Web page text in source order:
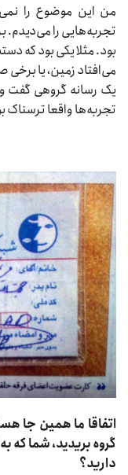
من این موضوع را
تجربه‌هایی را می‌دیدم.
بود. مثلا یکی بود که
می‌افتاد زمین، یا برخی
یک رسانه گروهی گفت و
تجربه‌ها واقعا ترسناک
اتفاقا ما همین جا
گروه بریدید، شما که
دارید؟